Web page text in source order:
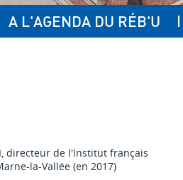
A L'AGENDA DU RÉB'U
directeur de l'Institut français
la-Vallée (en 2017)